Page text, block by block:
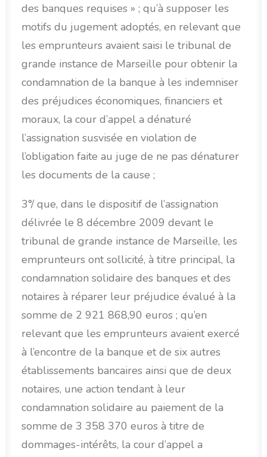
des banques requises » ; qu’à supposer les
motifs du jugement adoptés, en relevant que
les emprunteurs avaient saisi le tribunal de
grande instance de Marseille pour obtenir la
condamnation de la banque à les indemniser
des préjudices économiques, financiers et
moraux, la cour d’appel a dénaturé
l’assignation susvisée en violation de
l’obligation faite au juge de ne pas dénaturer
les documents de la cause ;
3°/ que, dans le dispositif de l’assignation
délivrée le 8 décembre 2009 devant le
tribunal de grande instance de Marseille, les
emprunteurs ont sollicité, à titre principal, la
condamnation solidaire des banques et des
notaires à réparer leur préjudice évalué à la
somme de 2 921 868,90 euros ; qu’en
relevant que les emprunteurs avaient exercé
à l’encontre de la banque et de six autres
établissements bancaires ainsi que de deux
notaires, une action tendant à leur
condamnation solidaire au paiement de la
somme de 3 358 370 euros à titre de
dommages-intérêts, la cour d’appel a